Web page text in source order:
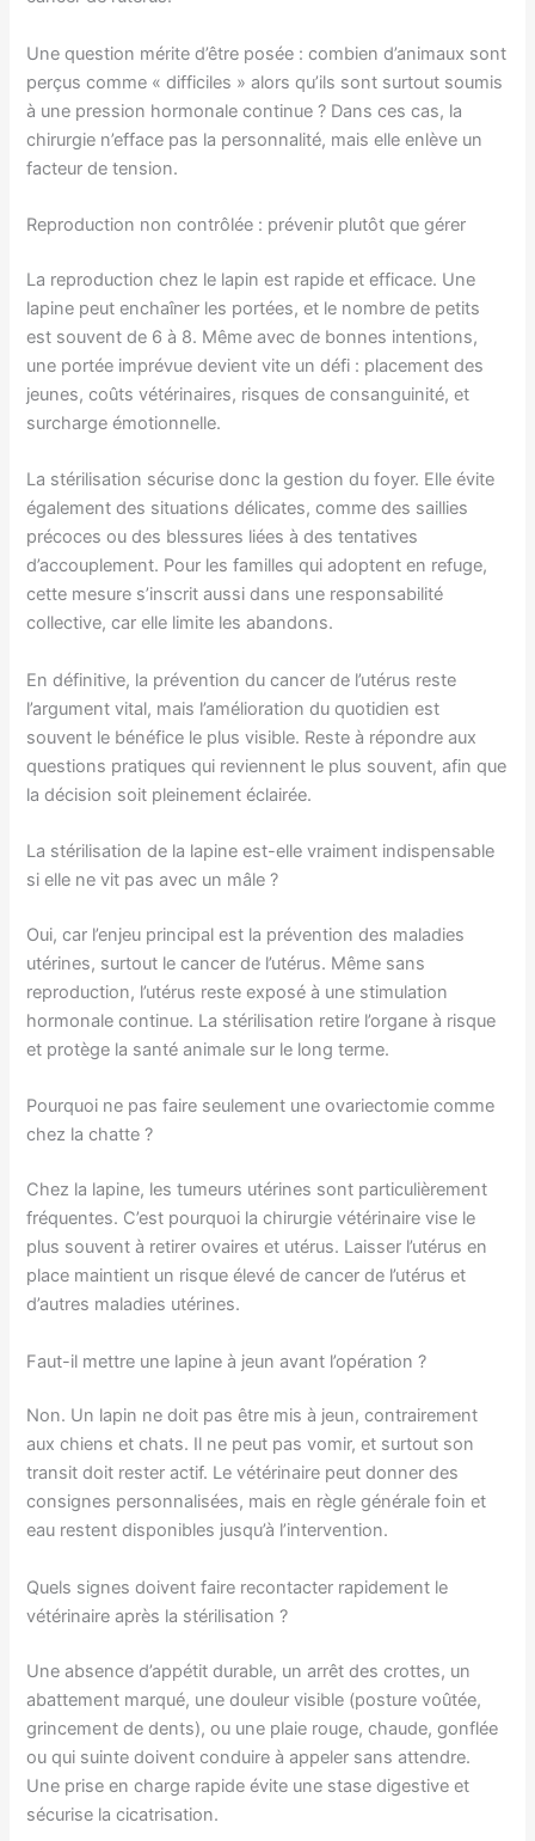
Une question mérite d’être posée : combien d’animaux sont
perçus comme « difficiles » alors qu’ils sont surtout soumis
à une pression hormonale continue ? Dans ces cas, la
chirurgie n’efface pas la personnalité, mais elle enlève un
facteur de tension.
Reproduction non contrôlée : prévenir plutôt que gérer
La reproduction chez le lapin est rapide et efficace. Une
lapine peut enchaîner les portées, et le nombre de petits
est souvent de 6 à 8. Même avec de bonnes intentions,
une portée imprévue devient vite un défi : placement des
jeunes, coûts vétérinaires, risques de consanguinité, et
surcharge émotionnelle.
La stérilisation sécurise donc la gestion du foyer. Elle évite
également des situations délicates, comme des saillies
précoces ou des blessures liées à des tentatives
d’accouplement. Pour les familles qui adoptent en refuge,
cette mesure s’inscrit aussi dans une responsabilité
collective, car elle limite les abandons.
En définitive, la prévention du cancer de l’utérus reste
l’argument vital, mais l’amélioration du quotidien est
souvent le bénéfice le plus visible. Reste à répondre aux
questions pratiques qui reviennent le plus souvent, afin que
la décision soit pleinement éclairée.
La stérilisation de la lapine est-elle vraiment indispensable
si elle ne vit pas avec un mâle ?
Oui, car l’enjeu principal est la prévention des maladies
utérines, surtout le cancer de l’utérus. Même sans
reproduction, l’utérus reste exposé à une stimulation
hormonale continue. La stérilisation retire l’organe à risque
et protège la santé animale sur le long terme.
Pourquoi ne pas faire seulement une ovariectomie comme
chez la chatte ?
Chez la lapine, les tumeurs utérines sont particulièrement
fréquentes. C’est pourquoi la chirurgie vétérinaire vise le
plus souvent à retirer ovaires et utérus. Laisser l’utérus en
place maintient un risque élevé de cancer de l’utérus et
d’autres maladies utérines.
Faut-il mettre une lapine à jeun avant l’opération ?
Non. Un lapin ne doit pas être mis à jeun, contrairement
aux chiens et chats. Il ne peut pas vomir, et surtout son
transit doit rester actif. Le vétérinaire peut donner des
consignes personnalisées, mais en règle générale foin et
eau restent disponibles jusqu’à l’intervention.
Quels signes doivent faire recontacter rapidement le
vétérinaire après la stérilisation ?
Une absence d’appétit durable, un arrêt des crottes, un
abattement marqué, une douleur visible (posture voûtée,
grincement de dents), ou une plaie rouge, chaude, gonflée
ou qui suinte doivent conduire à appeler sans attendre.
Une prise en charge rapide évite une stase digestive et
sécurise la cicatrisation.